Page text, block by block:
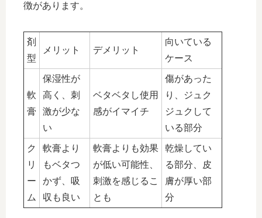
徴があります。
剤
型
メリット デメリット
向いている
ケース
軟
膏
保湿性が
高く、刺
激が少な
い
ベタベタし使用
感がイマイチ
傷があった
り、ジュク
ジュクして
いる部分
ク
リ
ー
ム
軟膏より
もベタつ
かず、吸
収も良い
軟膏よりも効果
が低い可能性、
刺激を感じるこ
とも
乾燥してい
る部分、皮
膚が厚い部
分